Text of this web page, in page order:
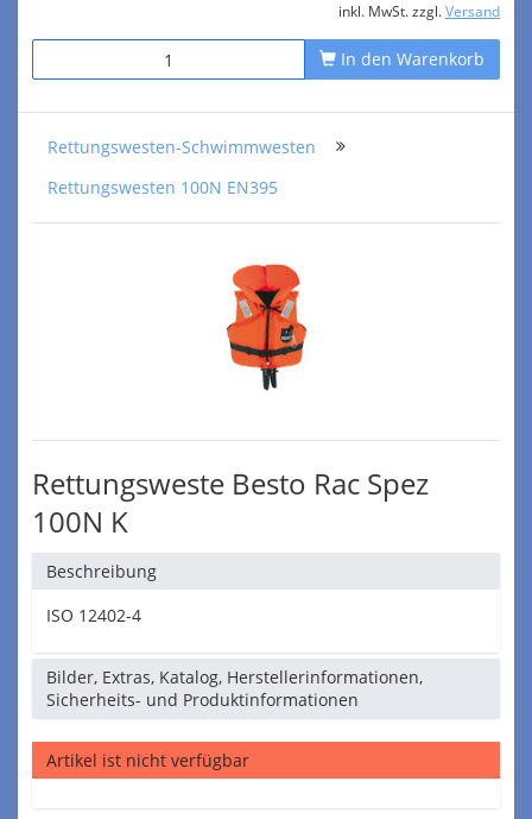
inkl. MwSt. zzgl. Versand
In den Warenkorb
Rettungswesten-Schwimmwesten
Rettungswesten 100N EN395
Rettungsweste Besto Rac Spez
100N K
Beschreibung
ISO 12402-4
Bilder, Extras, Katalog, Herstellerinformationen,
Sicherheits- und Produktinformationen
Artikel ist nicht verfügbar